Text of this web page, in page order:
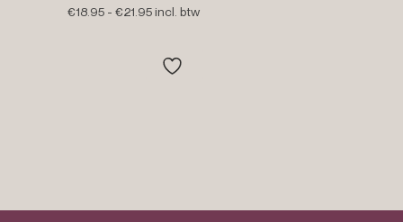
€18.95 - €21.95Prijsklasse:
tot
incl. btw